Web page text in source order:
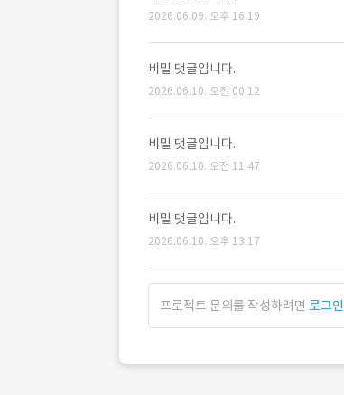
2026.06.09. 오후 16:19
비밀 댓글입니다.
2026.06.10. 오전 00:12
비밀 댓글입니다.
2026.06.10. 오전 11:47
비밀 댓글입니다.
2026.06.10. 오후 13:17
프로젝트 문의를 작성하려면 로그인